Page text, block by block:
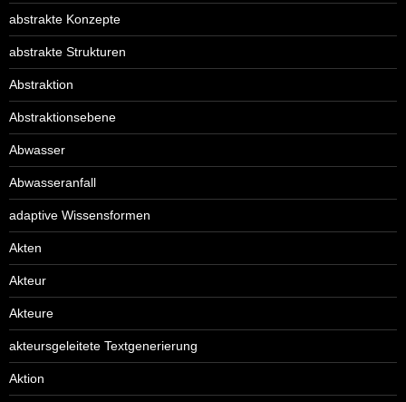
abstrakte Konzepte
abstrakte Strukturen
Abstraktion
Abstraktionsebene
Abwasser
Abwasseranfall
adaptive Wissensformen
Akten
Akteur
Akteure
akteursgeleitete Textgenerierung
Aktion